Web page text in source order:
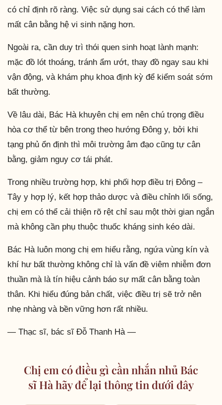
có chỉ định rõ ràng. Việc sử dụng sai cách có thể làm
mất cân bằng hệ vi sinh nặng hơn.
Ngoài ra, cần duy trì thói quen sinh hoạt lành mạnh:
mặc đồ lót thoáng, tránh ẩm ướt, thay đồ ngay sau khi
vận động, và khám phụ khoa định kỳ để kiểm soát sớm
bất thường.
Về lâu dài, Bác Hà khuyên chị em nên chú trọng điều
hòa cơ thể từ bên trong theo hướng Đông y, bởi khi
tạng phủ ổn định thì môi trường âm đạo cũng tự cân
bằng, giảm nguy cơ tái phát.
Trong nhiều trường hợp, khi phối hợp điều trị Đông –
Tây y hợp lý, kết hợp thảo dược và điều chỉnh lối sống,
chị em có thể cải thiện rõ rệt chỉ sau một thời gian ngắn
mà không cần phụ thuộc thuốc kháng sinh kéo dài.
Bác Hà luôn mong chị em hiểu rằng, ngứa vùng kín và
khí hư bất thường không chỉ là vấn đề viêm nhiễm đơn
thuần mà là tín hiệu cảnh báo sự mất cân bằng toàn
thân. Khi hiểu đúng bản chất, việc điều trị sẽ trở nên
nhẹ nhàng và bền vững hơn rất nhiều.
— Thạc sĩ, bác sĩ Đỗ Thanh Hà —
Chị em có điều gì cần nhắn nhủ Bác
sĩ Hà hãy để lại thông tin dưới đây